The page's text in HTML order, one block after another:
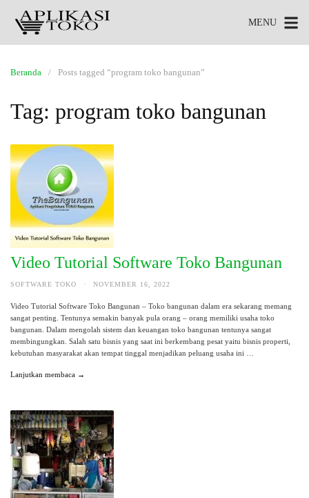
MENU
Beranda Posts tagged “program toko bangunan”
Tag: program toko bangunan
Video Tutorial Software Toko Bangunan
SOFTWARE TOKO · NOVEMBER 16, 2022
Video Tutorial Software Toko Bangunan – Toko bangunan dalam era sekarang memang
sangat penting. Tentunya semakin banyak pula orang – orang memiliki usaha toko
bangunan. Dalam mengolah sistem dan keuangan toko bangunan tentunya sangat
membingungkan. Salah satu bisnis yang saat ini berkembang pesat yaitu bisnis properti,
kebutuhan masyarakat akan tempat tinggal menjadikan peluang usaha ini …
Lanjutkan membaca →